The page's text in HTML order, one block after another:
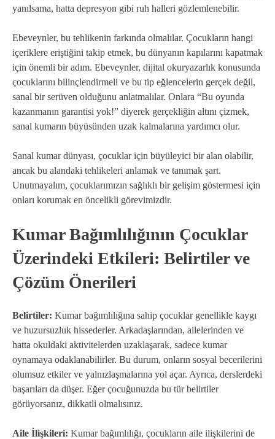
yanılsama, hatta depresyon gibi ruh halleri gözlemlenebilir.
Ebeveynler, bu tehlikenin farkında olmalılar. Çocukların hangi
içeriklere eriştiğini takip etmek, bu dünyanın kapılarını kapatmak
için önemli bir adım. Ebeveynler, dijital okuryazarlık konusunda
çocuklarını bilinçlendirmeli ve bu tip eğlencelerin gerçek değil,
sanal bir serüven olduğunu anlatmalılar. Onlara “Bu oyunda
kazanmanın garantisi yok!” diyerek gerçekliğin altını çizmek,
sanal kumarın büyüsünden uzak kalmalarına yardımcı olur.
Sanal kumar dünyası, çocuklar için büyüleyici bir alan olabilir,
ancak bu alandaki tehlikeleri anlamak ve tanımak şart.
Unutmayalım, çocuklarımızın sağlıklı bir gelişim göstermesi için
onları korumak en öncelikli görevimizdir.
Kumar Bağımlılığının Çocuklar
Üzerindeki Etkileri: Belirtiler ve
Çözüm Önerileri
Belirtiler: Kumar bağımlılığına sahip çocuklar genellikle kaygı
ve huzursuzluk hissederler. Arkadaşlarından, ailelerinden ve
hatta okuldaki aktivitelerden uzaklaşarak, sadece kumar
oynamaya odaklanabilirler. Bu durum, onların sosyal becerilerini
olumsuz etkiler ve yalnızlaşmalarına yol açar. Ayrıca, derslerdeki
başarıları da düşer. Eğer çocuğunuzda bu tür belirtiler
görüyorsanız, dikkatli olmalısınız.
Aile İlişkileri: Kumar bağımlılığı, çocukların aile ilişkilerini de